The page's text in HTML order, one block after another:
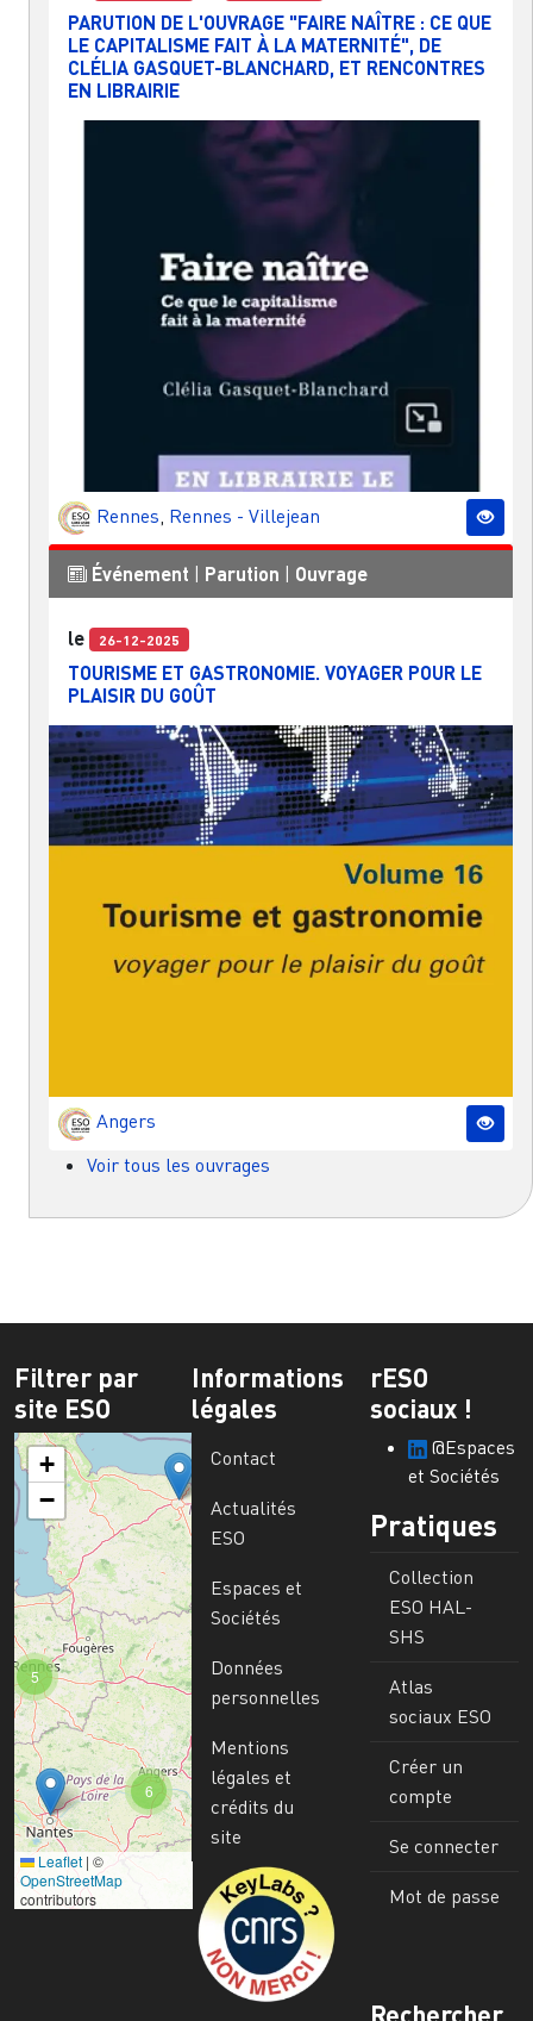
PARUTION DE L'OUVRAGE "FAIRE NAÎTRE : CE QUE
LE CAPITALISME FAIT À LA MATERNITÉ", DE
CLÉLIA GASQUET-BLANCHARD, ET RENCONTRES
EN LIBRAIRIE
Rennes, Rennes - Villejean
Événement Parution Ouvrage
le 26-12-2025
TOURISME ET GASTRONOMIE. VOYAGER POUR LE
PLAISIR DU GOÛT
Angers
Voir tous les ouvrages
Filtrer par
site ESO
6
5
+
−
Leaflet | ©
OpenStreetMap
contributors
Informations
légales
Contact
Actualités
ESO
Espaces et
Sociétés
Données
personnelles
Mentions
légales et
crédits du
site
Image
rESO
sociaux !
@Espaces
et Sociétés
Pratiques
Collection
ESO HAL-
SHS
Atlas
sociaux ESO
Créer un
compte
Se connecter
Mot de passe
Rechercher